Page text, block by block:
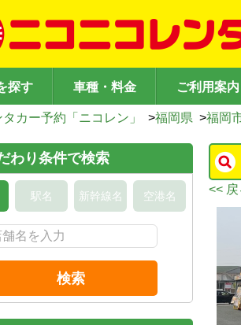
探す 車種・料金 ご利用案内
カー予約「ニコレン」 >福岡県 >福岡
<< 戻
わり条件で検索
駅名 新幹線名 空港名
検索